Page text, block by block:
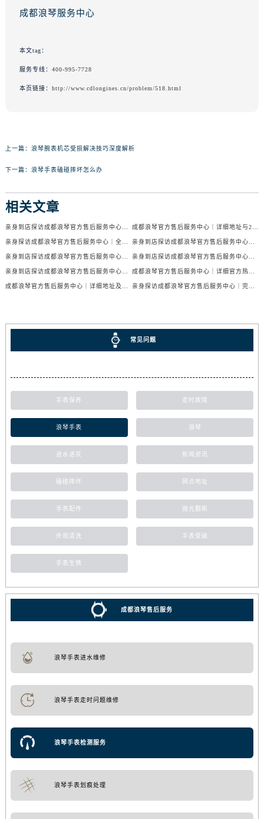
成都浪琴服务中心
本文tag：
服务专线： 400-995-7728
本页链接： http://www.cdlongines.cn/problem/518.html
上一篇： 浪琴腕表机芯受损解决技巧深度解析
下一篇： 浪琴手表磕碰摔坏怎么办
相关文章
常见问题
手表保养 走时故障
浪琴手表 浪琴
进水进灰 新闻资讯
磕碰摔坏 网点地址
手表配件 抛光翻新
外观清洗 手表受磁
手表生锈
成都浪琴售后服务
浪琴手表进水维修
浪琴手表走时问题维修
浪琴手表检测服务
浪琴手表划痕处理